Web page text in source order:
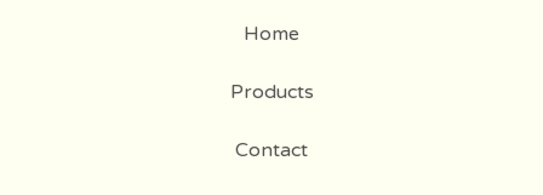
Home
Products
Contact